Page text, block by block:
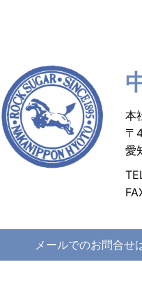
本
〒
愛
メールでのお問合せ